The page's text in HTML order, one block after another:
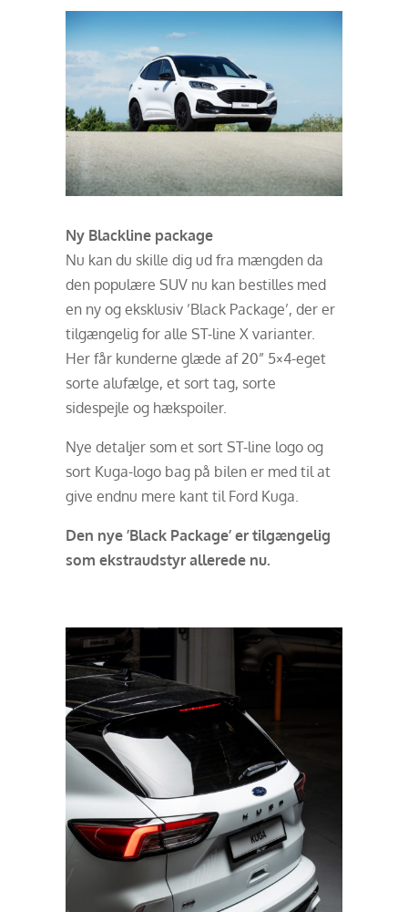
Ny Blackline package
Nu kan du skille dig ud fra mængden da
den populære SUV nu kan bestilles med
en ny og eksklusiv ’Black Package’, der er
tilgængelig for alle ST-line X varianter.
Her får kunderne glæde af 20” 5×4-eget
sorte alufælge, et sort tag, sorte
sidespejle og hækspoiler.
Nye detaljer som et sort ST-line logo og
sort Kuga-logo bag på bilen er med til at
give endnu mere kant til Ford Kuga.
Den nye ’Black Package’ er tilgængelig
som ekstraudstyr allerede nu.